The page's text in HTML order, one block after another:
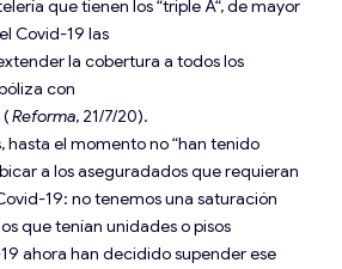
que tienen los “triple A“, de mayor
Covid-19 las
la cobertura a todos los
con
Reforma, 21/7/20).
hasta el momento no “han tenido
a los aseguradados que requieran
19: no tenemos una saturación
que tenían unidades o pisos
ahora han decidido supender ese